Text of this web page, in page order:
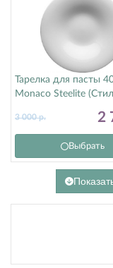
Тарелка для пасты
Monaco Steelite
2
3 000р.
Выбрать